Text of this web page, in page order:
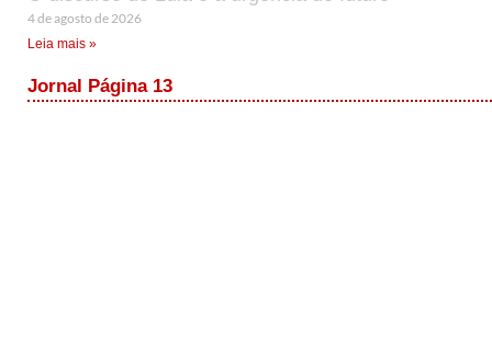
4 de agosto de 2026
Leia mais »
Jornal Página 13